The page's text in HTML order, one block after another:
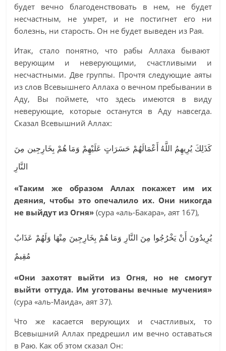
будет вечно благоденствовать в нем, не будет
несчастным, не умрет, и не постигнет его ни
болезнь, ни старость. Он не будет выведен из Рая.
Итак, стало понятно, что рабы Аллаха бывают
верующим и неверующими, счастливыми и
несчастными. Две группы. Прочтя следующие аяты
из слов Всевышнего Аллаха о вечном пребывании в
Аду, Вы поймете, что здесь имеются в виду
неверующие, которые останутся в Аду навсегда.
Сказал Всевышний Аллах:
كَذَلِكَ يُرِيهِمُ اللَّهُ أَعْمَالَهُمْ حَسَرَاتٍ عَلَيْهِمْ وَمَا هُمْ بِخَارِجِين مِنَ
النَّارِ
«Таким же образом Аллах покажет им их
деяния, чтобы это опечалило их. Они никогда
не выйдут из Огня» (сура «аль-Бакара», аят 167),
يُرِيدُونَ أَنْ يَخْرُجُوا مِنَ النَّارِ وَمَا هُمْ بِخَارِجِينَ مِنْهَا وَلَهُمْ عَذَابٌ
مُقِيمٌ
«Они захотят выйти из Огня, но не смогут
выйти оттуда. Им уготованы вечные мучения»
(сура «аль-Маида», аят 37).
Что же касается верующих и счастливых, то
Всевышний Аллах предрешил им вечно оставаться
в Раю. Как об этом сказал Он: